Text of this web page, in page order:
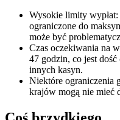
Wysokie limity
ograniczone do
może być
Czas oczekiwania na
47 godzin, co jest
innych kasyn.
Niektóre ograniczenia
krajów mogą nie mieć